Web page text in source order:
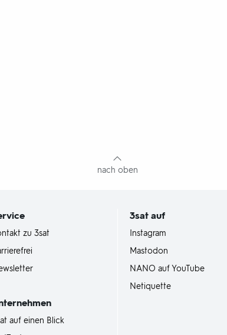
nach oben
zu 3sat
auf einen Blick
3sat auf
Instagram
Mastodon
NANO auf YouTube
Netiquette